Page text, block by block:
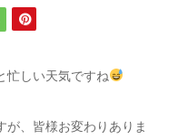
忙しい天気ですね
が、皆様お変わりありま